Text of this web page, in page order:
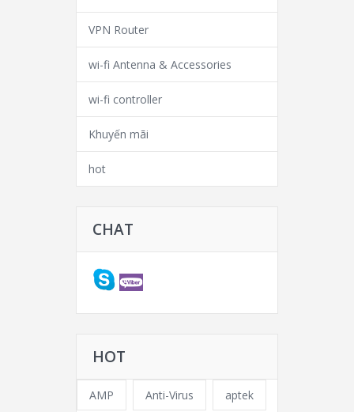
VPN Router
wi-fi Antenna & Accessories
wi-fi controller
Khuyến mãi
hot
CHAT
HOT
AMP Anti-Virus aptek